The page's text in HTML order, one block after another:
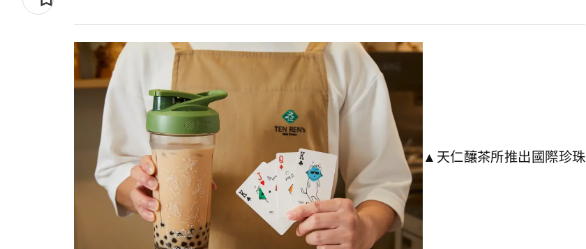
▲天仁釀茶所推出國際珍珠